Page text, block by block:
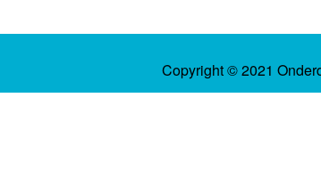
Copyright © 2021